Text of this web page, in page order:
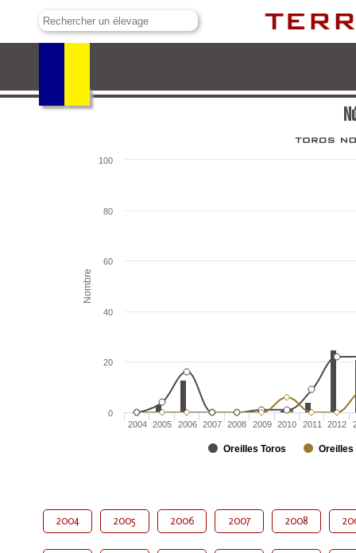
Nombre
Oreilles Toros Oreilles
2004 2005 2006 2007 2008 2009 2010 2011 2012
0
20
40
60
80
100
2004 2005 2006 2007 2008